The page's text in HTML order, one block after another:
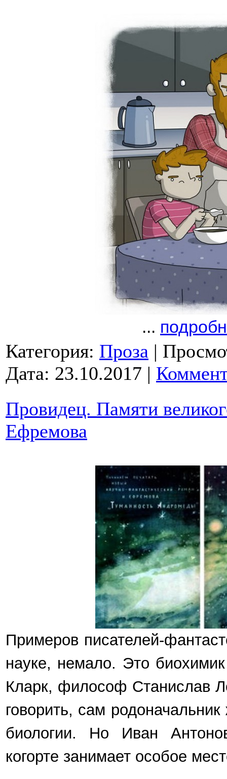
...
Категория: Проза |
Дата: 23.10.2017 |
Провидец. Памяти
Ефремова
Примеров писателей-
науке, немало. Это
Кларк, философ Станислав
говорить, сам
биологии. Но Иван
когорте занимает особое